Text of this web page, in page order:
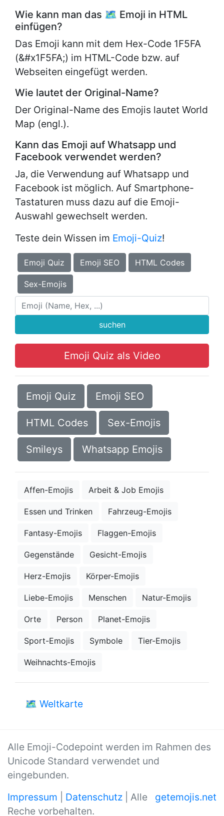
Wie kann man das 🗺 Emoji in HTML
einfügen?
Das Emoji kann mit dem Hex-Code 1F5FA
(&#x1F5FA;) im HTML-Code bzw. auf
Webseiten eingefügt werden.
Wie lautet der Original-Name?
Der Original-Name des Emojis lautet World
Map (engl.).
Kann das Emoji auf Whatsapp und
Facebook verwendet werden?
Ja, die Verwendung auf Whatsapp und
Facebook ist möglich. Auf Smartphone-
Tastaturen muss dazu auf die Emoji-
Auswahl gewechselt werden.
Teste dein Wissen im Emoji-Quiz!
Emoji Quiz Emoji SEO HTML Codes
Sex-Emojis
suchen
Emoji Quiz als Video
Emoji Quiz Emoji SEO
HTML Codes Sex-Emojis
Smileys Whatsapp Emojis
Affen-Emojis Arbeit & Job Emojis
Essen und Trinken Fahrzeug-Emojis
Fantasy-Emojis Flaggen-Emojis
Gegenstände Gesicht-Emojis
Herz-Emojis Körper-Emojis
Liebe-Emojis Menschen Natur-Emojis
Orte Person Planet-Emojis
Sport-Emojis Symbole Tier-Emojis
Weihnachts-Emojis
🗺 Weltkarte
Alle Emoji-Codepoint werden im Rahmen des
Unicode Standard verwendet und
eingebunden.
getemojis.net
Impressum Datenschutz | Alle
Reche vorbehalten.